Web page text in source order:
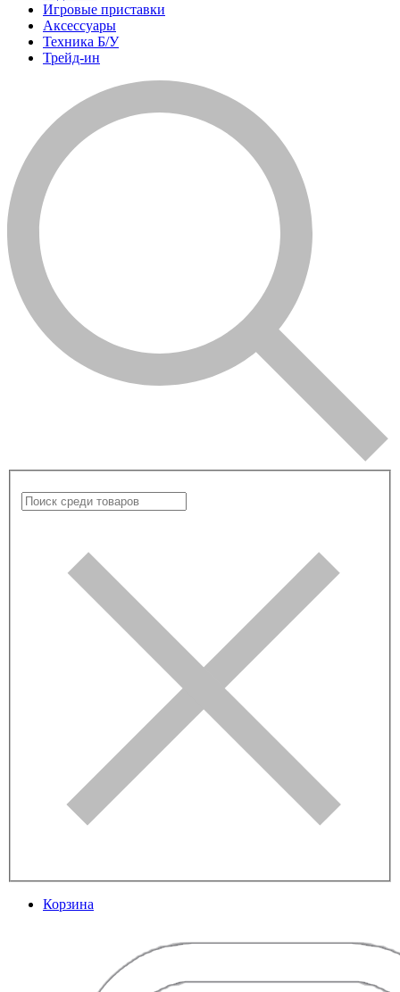
Игровые приставки
Аксессуары
Техника Б/У
Трейд-ин
Корзина